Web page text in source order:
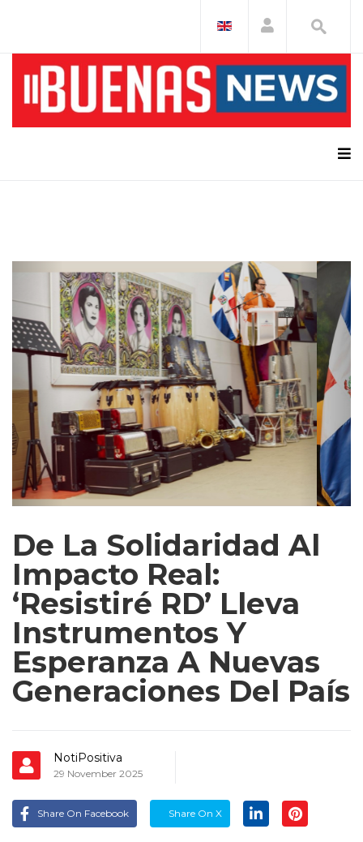
De La Solidaridad Al
Impacto Real:
‘Resistiré RD’ Lleva
Instrumentos Y
Esperanza A Nuevas
29 November 2025